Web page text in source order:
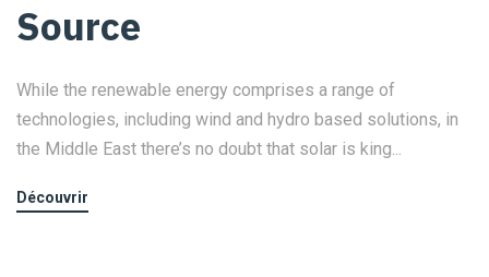
Source
While the renewable energy comprises a range of
technologies, including wind and hydro based solutions, in
the Middle East there’s no doubt that solar is king...
Découvrir